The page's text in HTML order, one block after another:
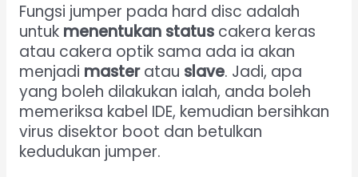
Fungsi jumper pada hard disc adalah
untuk menentukan statuscakera keras
atau cakera optik sama ada ia akan
menjadi masteratau slave. Jadi, apa
yang boleh dilakukan ialah, anda boleh
memeriksa kabel IDE, kemudian bersihkan
virus disektor boot dan betulkan
kedudukan jumper.